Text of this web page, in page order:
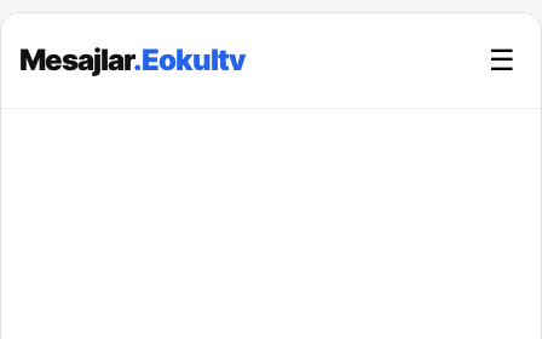
Mesajlar.Eokultv ☰